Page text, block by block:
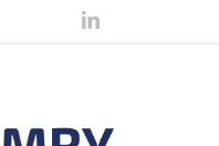
LinkedIn